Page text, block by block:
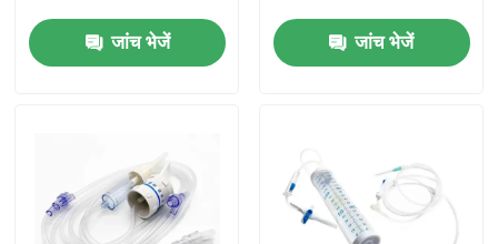
जांच भेजें जांच भेजें